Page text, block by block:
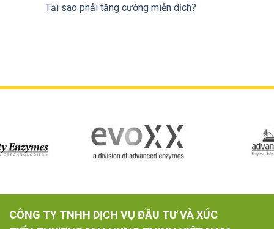
Tại sao phải tăng cường miễn dịch?
CÔNG TY TNHH DỊCH VỤ ĐẦU TƯ VÀ XÚC